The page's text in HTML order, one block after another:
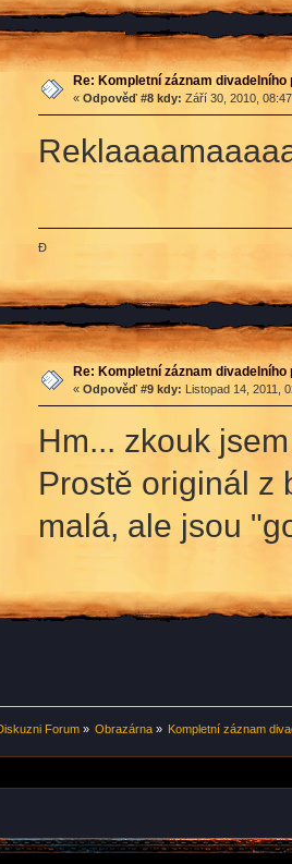
Re: Kompletní záznam divadelního
« Odpověď #8 kdy: Září 30, 2010,
Đ
Re: Kompletní záznam divadelního
« Odpověď #9 kdy: Listopad 14, 2011,
Hm... zkouk
Prostě originál
malá, ale jsou
Forum» Obrazárna» Kompletní záznam